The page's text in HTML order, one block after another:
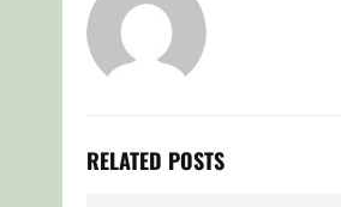
RELATED POSTS